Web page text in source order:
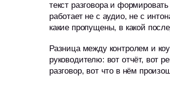
текст разговора и
работает не с аудио, не с
какие пропущены, в какой
Разница между контролем и
руководителю: вот отчёт, вот
разговор, вот что в нём